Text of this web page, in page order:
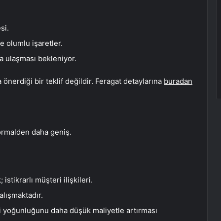
olumlu işaretler.
ulaşması bekleniyor.
bir teklif değildir. Feragat detaylarına buradan
daha geniş.
istikrarlı müşteri ilişkileri.
yoğunluğunu daha düşük maliyetle artırması